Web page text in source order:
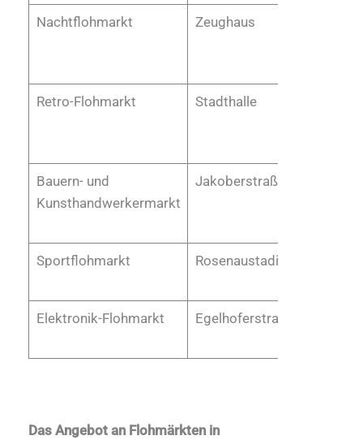
Nachtflohmarkt Zeughaus
Retro-Flohmarkt Stadthalle
Bauern- und
Kunsthandwerkermarkt
Jakoberstraße
Sportflohmarkt Rosenaustadion
Elektronik-Flohmarkt Egelhoferstraße
Das Angebot an Flohmärkten in